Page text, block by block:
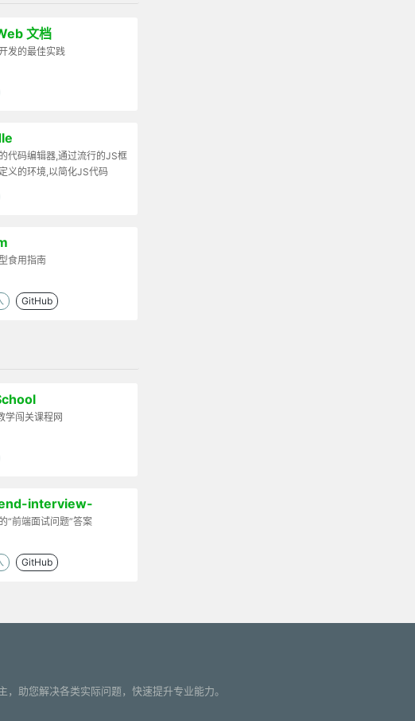
文档
发的最佳实践
代码编辑器,通过流行的JS框
义的环境,以简化JS代码
食用指南
GitHub
学闯关课程网
interview-
“前端面试问题”答案
GitHub
助您解决各类实际问题，快速提升专业能力。